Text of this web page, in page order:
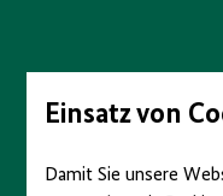
Seiteninhalt
springenEinsatz von
Damit Sie unsere